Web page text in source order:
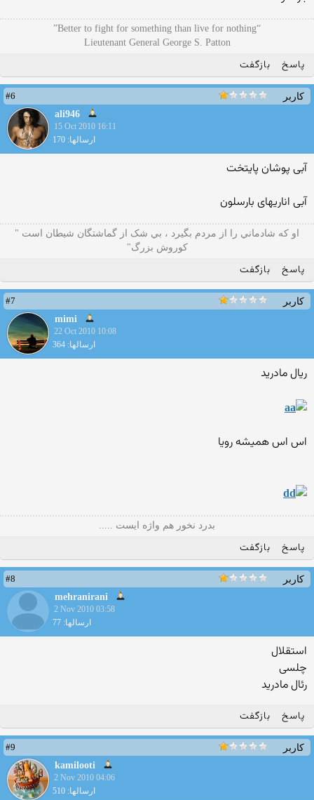
“Better to fight for something than live for nothing”
Lieutenant General George S. Patton
پاسخ بازگفت
کاربر
#6
ali946
15 Oct 2010 16:11
ارسالها: 170
آبی پوشان پایتخت
آبی اناریهای بارسلون
او که شادماني را از مردم بگيرد ، بي شک از گماشتگان شيطان است "
کوروش بزرگ"
پاسخ بازگفت
کاربر
#7
mimi
22 Oct 2010 10:08
ارسالها: 364
ریال مادرید
اس اس همیشه رویا
بدرد نخور هم واژه ایست .....
پاسخ بازگفت
کاربر
#8
mehranirani
2 Nov 2010 03:58
ارسالها: 77
استقلال
چلسی
رئال مادرید
پاسخ بازگفت
کاربر
#9
kamilooti
2 Nov 2010 04:06
ارسالها: 510